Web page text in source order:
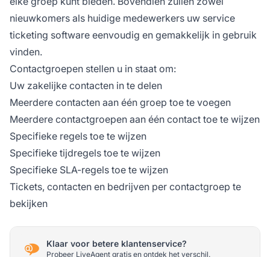
nieuwkomers als huidige medewerkers uw service
ticketing software eenvoudig en gemakkelijk in gebruik
vinden.
Contactgroepen stellen u in staat om:
Uw zakelijke contacten in te delen
Meerdere contacten aan één groep toe te voegen
Meerdere contactgroepen aan één contact toe te wijzen
Specifieke regels toe te wijzen
Specifieke tijdregels toe te wijzen
Specifieke SLA-regels toe te wijzen
Tickets, contacten en bedrijven per contactgroep te
bekijken
Klaar voor betere klantenservice?
Probeer LiveAgent gratis en ontdek het verschil.